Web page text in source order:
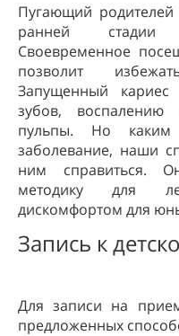
Пугающий
ранней стадии
Своевременное
позволит
Запущенный
зубов, воспалению
пульпы. Но
заболевание, наши
ним справиться.
методику для
дискомфортом для
Запись к
Для записи на
предложенных